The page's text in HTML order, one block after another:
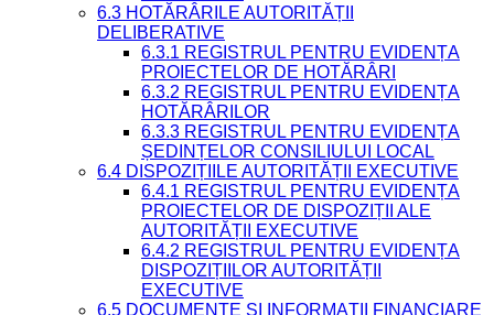
6.3 HOTĂRÂRILE AUTORITĂȚII
DELIBERATIVE
6.3.1 REGISTRUL PENTRU EVIDENȚA
PROIECTELOR DE HOTĂRÂRI
6.3.2 REGISTRUL PENTRU EVIDENȚA
HOTĂRÂRILOR
6.3.3 REGISTRUL PENTRU EVIDENȚA
ȘEDINȚELOR CONSILIULUI LOCAL
6.4 DISPOZIȚIILE AUTORITĂȚII EXECUTIVE
6.4.1 REGISTRUL PENTRU EVIDENȚA
PROIECTELOR DE DISPOZIȚII ALE
AUTORITĂȚII EXECUTIVE
6.4.2 REGISTRUL PENTRU EVIDENȚA
DISPOZIȚIILOR AUTORITĂȚII
EXECUTIVE
6.5 DOCUMENTE ȘI INFORMAȚII FINANCIARE